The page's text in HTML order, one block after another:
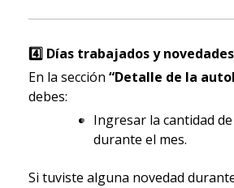
4️ Días trabajados y novedades
En la sección “Detalle de la
debes:
Ingresar la cantidad
durante el mes.
Si tuviste alguna novedad